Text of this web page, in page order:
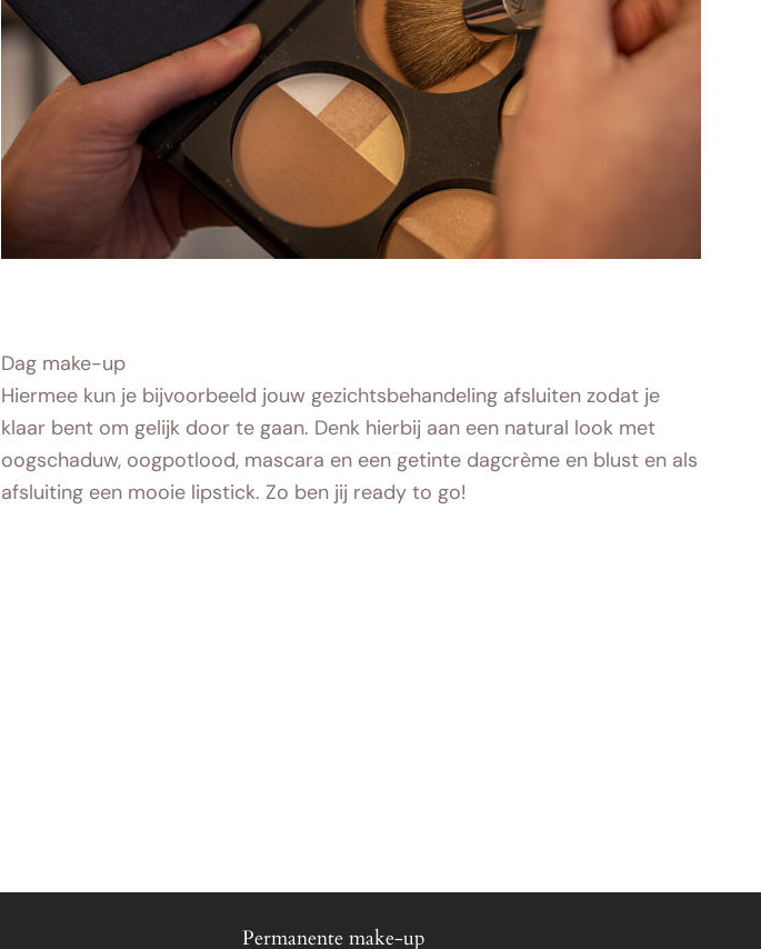
Dag make-up
Hiermee kun je bijvoorbeeld jouw gezichtsbehandeling afsluiten zodat je
klaar bent om gelijk door te gaan. Denk hierbij aan een natural look met
oogschaduw, oogpotlood, mascara en een getinte dagcrème en blust en als
afsluiting een mooie lipstick. Zo ben jij ready to go!
Permanente make-up